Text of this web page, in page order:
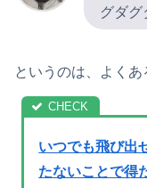
グダグ
というのは、よくあ
いつでも飛び出
たないことで得